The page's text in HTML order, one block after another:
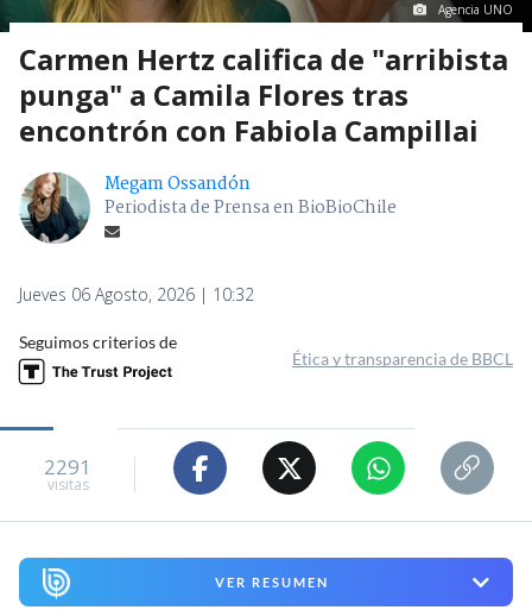
Agencia UNO
Carmen Hertz califica de "arribista
punga" a Camila Flores tras
encontrón con Fabiola Campillai
Megam Ossandón
Periodista de Prensa en BioBioChile
Jueves 06 Agosto, 2026 | 10:32
Seguimos criterios de
Ética y transparencia de BBCL
2291
visitas
VER RESUMEN